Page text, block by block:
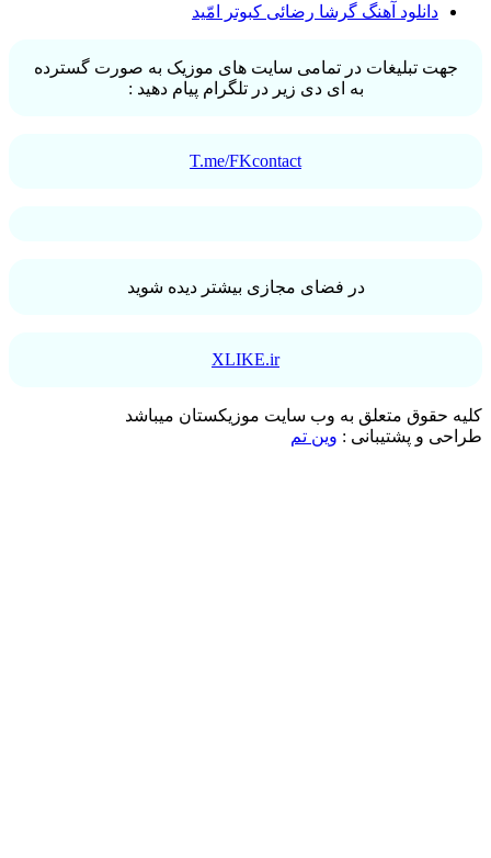
دانلود آهنگ گرشا رضائی کبوتر امّید
جهت تبلیغات در تمامی سایت های موزیک به صورت گسترده
به ای دی زیر در تلگرام پیام دهید :
T.me/FKcontact
در فضای مجازی بیشتر دیده شوید
XLIKE.ir
کلیه حقوق متعلق به وب سایت موزیکستان میباشد
طراحی و پشتیبانی : وین تم